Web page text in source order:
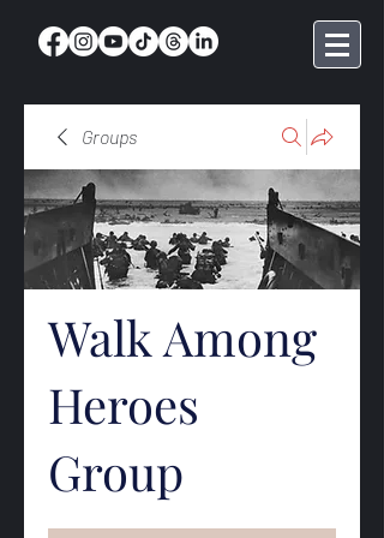
Groups
Walk Among
Heroes
Group